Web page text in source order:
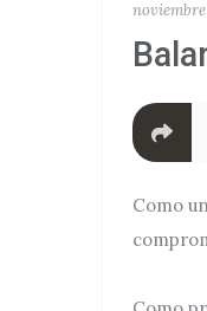
Publicado
Como